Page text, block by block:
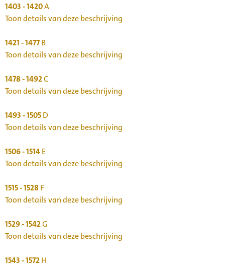
1403 - 1420A
Toon details van deze beschrijving
1421 - 1477B
Toon details van deze beschrijving
1478 - 1492C
Toon details van deze beschrijving
1493 - 1505D
Toon details van deze beschrijving
1506 - 1514E
Toon details van deze beschrijving
1515 - 1528F
Toon details van deze beschrijving
1529 - 1542G
Toon details van deze beschrijving
1543 - 1572H